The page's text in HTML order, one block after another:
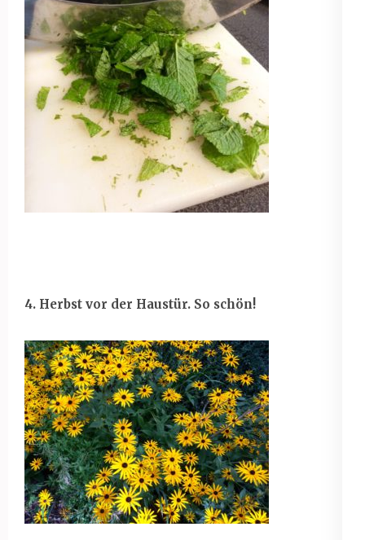
4. Herbst vor der Haustür. So schön!